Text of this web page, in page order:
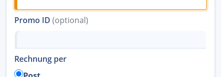
Promo ID (optional)
Rechnung per